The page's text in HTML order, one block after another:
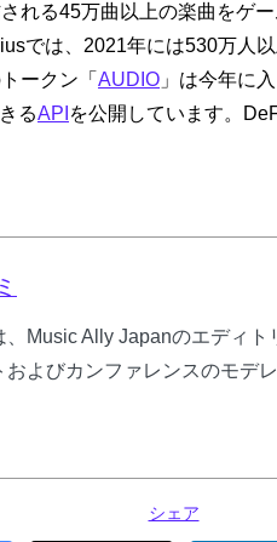
れる45万曲以上の楽曲をゲ
では、2021年には530万人
ークン「 AUDIO 」は今年に
るAPI を公開しています。
、Music Ally Japanのエディ
よびカンファレンスのモデ
シェア